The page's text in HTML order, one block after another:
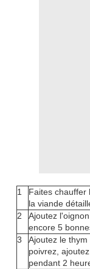
1
Faites chauffer
la viande
2
Ajoutez
encore 5
3
Ajoutez le
poivrez,
pendant 2